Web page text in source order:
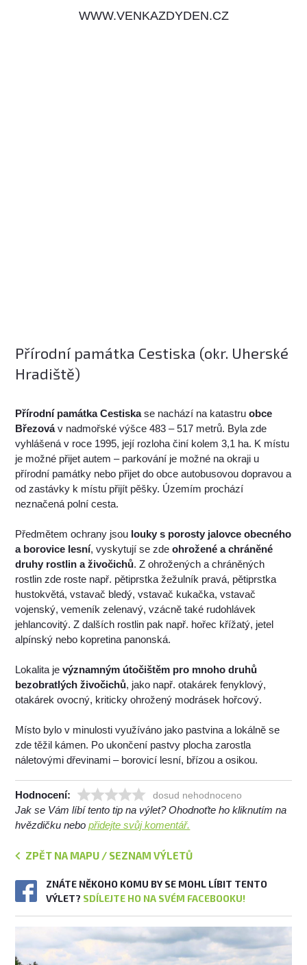
WWW.VENKAZDYDEN.CZ
Přírodní památka Cestiska (okr. Uherské
Hradiště)
Přírodní památka Cestiskase nachází na katastruobce
Březováv nadmořské výšce 483 – 517 metrů. Byla zde
vyhlášená v roce 1995, její rozloha činí kolem 3,1 ha. K místu
je možné přijet autem – parkování je možné na okraji u
přírodní památky nebo přijet do obce autobusovou dopravou a
od zastávky k místu přijít pěšky. Územím prochází
neznačená polní cesta.
Předmětem ochrany jsou louky s porosty jalovce obecného
a borovice lesní, vyskytují se zdeohrožené a chráněné
druhy rostlin a živočichů. Z ohrožených a chráněných
rostlin zde roste např. pětiprstka žežulník pravá, pětiprstka
hustokvětá, vstavač bledý, vstavač kukačka, vstavač
vojenský, vemeník zelenavý, vzácně také rudohlávek
jehlancovitý. Z dalších rostlin pak např. hořec křížatý, jetel
alpínský nebo kopretina panonská.
Lokalita jevýznamným útočištěm pro mnoho druhů
bezobratlých živočichů, jako např. otakárek fenyklový,
otakárek ovocný, kriticky ohrožený modrásek hořcový.
Místo bylo v minulosti využíváno jako pastvina a lokálně se
zde těžil kámen. Po ukončení pastvy plocha zarostla
náletovými dřevinami – borovicí lesní, břízou a osikou.
Hodnocení: dosud nehodnoceno
Jak se Vám líbí tento tip na výlet? Ohodnoťte ho kliknutím na
hvězdičku nebopřidejte svůj komentář.
ZPĚT NA MAPU / SEZNAM VÝLETŮ
ZNÁTE NĚKOHO KOMU BY SE MOHL LÍBIT TENTO
VÝLET? SDÍLEJTE HO NA SVÉM FACEBOOKU!